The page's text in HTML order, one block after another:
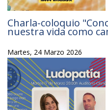
Charla-coloquio
nuestra vida como
Martes, 24 Marzo 2026